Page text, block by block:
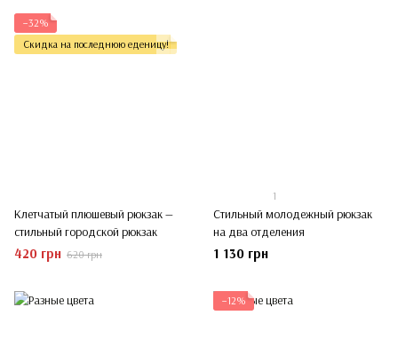
−32%
Скидка на последнюю еденицу!
Клетчатый плюшевый рюкзак —
стильный городской рюкзак
420 грн 620 грн
1
Стильный молодежный рюкзак
на два отделения
1 130 грн
−12%